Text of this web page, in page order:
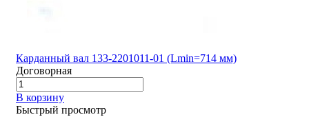
Карданный вал 133-2201011-01 (Lmin=714 мм)
Договорная
В корзину
Быстрый просмотр